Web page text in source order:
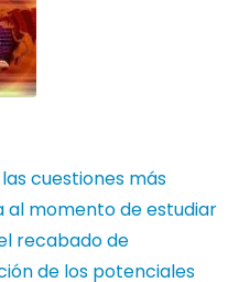
cuestiones más
momento de estudiar
recabado de
de los potenciales